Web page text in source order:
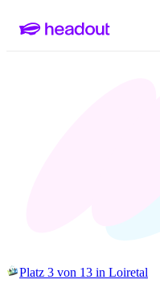
Platz 3 von 13 in Loiretal